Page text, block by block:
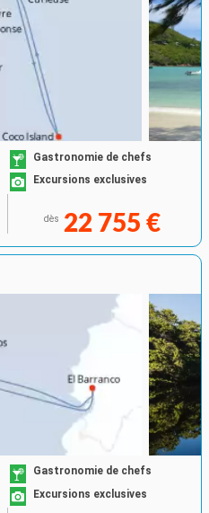
Gastronomie de chefs
Excursions exclusives
dès 22 755 €
Gastronomie de chefs
Excursions exclusives